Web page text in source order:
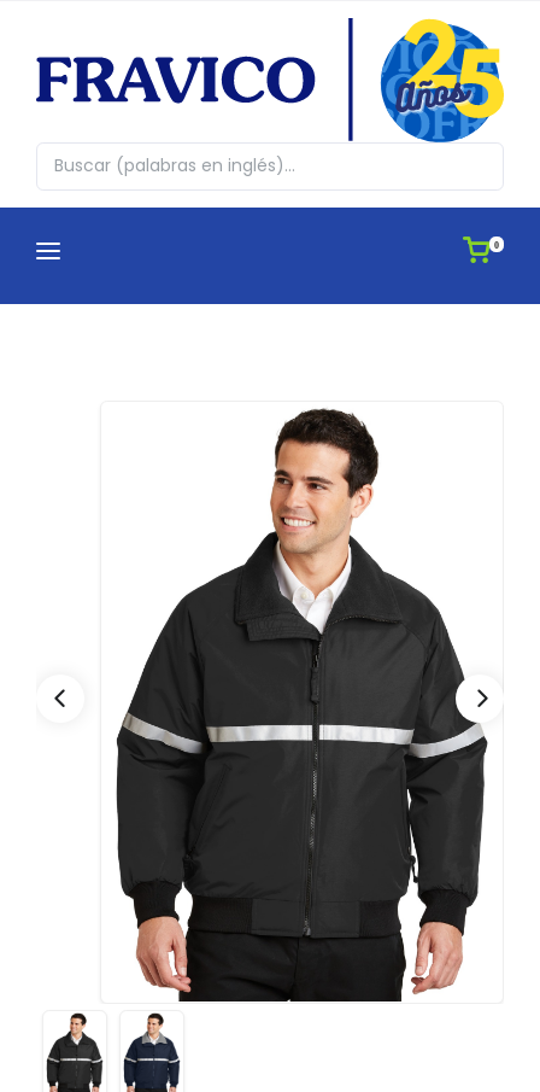
0
CATEGORÍAS
Antiestres, Peluches y Novedades
Bolsos, Maletines y Loncheras
Botellas CAMELBAK ®
Ceramica
Comestibles
Cuidado Personal
Eco
Escritorio y Oficina
Escritura
Frazadas
Gorras y Bufandas
Herramientas y llaveros
FESTIVIDADES
CARRITO